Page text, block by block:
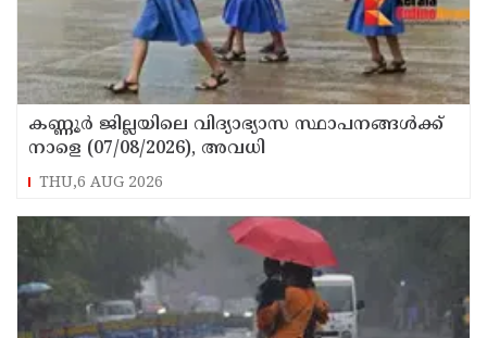
കണ്ണൂർ ജില്ലയിലെ വിദ്യാഭ്യാസ സ്ഥാപനങ്ങള്‍ക്ക്
നാളെ (07/08/2026), അവധി
THU,6 AUG 2026